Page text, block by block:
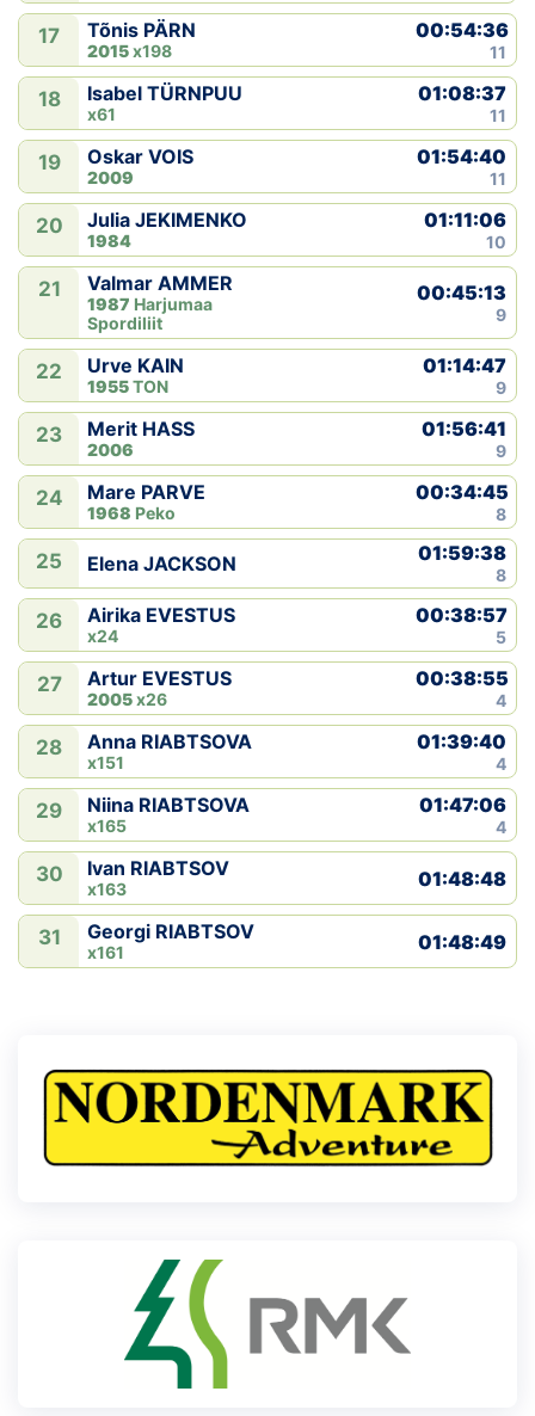
17 Tõnis PÄRN
2015x198
00:54:36
11
18 Isabel TÜRNPUU
x61
01:08:37
11
19 Oskar VOIS
2009
01:54:40
11
20 Julia JEKIMENKO
1984
01:11:06
10
21 Valmar AMMER
1987 Harjumaa
Spordiliit
00:45:13
9
22 Urve KAIN
1955TON
01:14:47
9
23 Merit HASS
2006
01:56:41
9
24 Mare PARVE
1968 Peko
00:34:45
8
25 Elena JACKSON 01:59:38
8
26 Airika EVESTUS
x24
00:38:57
5
27 Artur EVESTUS
2005x26
00:38:55
4
28 Anna RIABTSOVA
x151
01:39:40
4
29 Niina RIABTSOVA
x165
01:47:06
4
30 Ivan RIABTSOV
x163 01:48:48
31 Georgi RIABTSOV
x161 01:48:49